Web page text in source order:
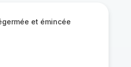
et émincée